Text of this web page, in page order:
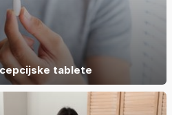
tablete